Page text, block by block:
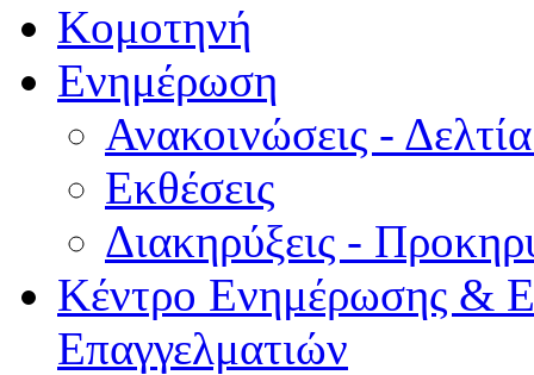
Κομοτηνή
Ενημέρωση
Ανακοινώσεις -
Εκθέσεις
Διακηρύξεις -
Κέντρο Ενημέρωσης &
Επαγγελματιών